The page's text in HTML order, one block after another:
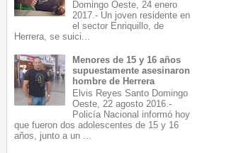
Domingo Oeste, 24 enero
2017.- Un joven residente en
el sector Enriquillo, de
Herrera, se suici...
Menores de 15 y 16 años
supuestamente asesinaron
hombre de Herrera
Elvis Reyes Santo Domingo
Oeste, 22 agosto 2016.-
Policía Nacional informó hoy
que fueron dos adolescentes de 15 y 16
años, junto a un ...